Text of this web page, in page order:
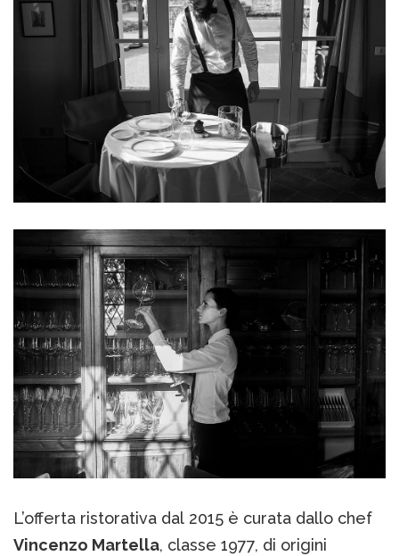
L’offerta ristorativa dal 2015 è curata dallo chef
Vincenzo Martella, classe 1977, di origini